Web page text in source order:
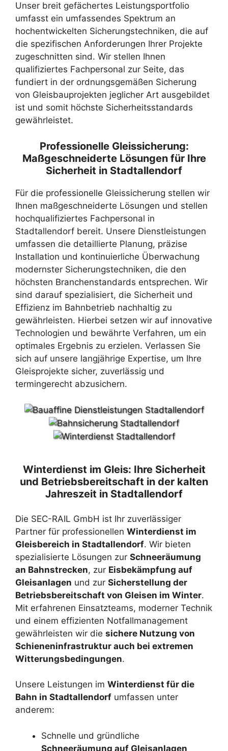
Unser breit gefächertes Leistungsportfolio
umfasst ein umfassendes Spektrum an
hochentwickelten Sicherungstechniken, die auf
die spezifischen Anforderungen Ihrer Projekte
zugeschnitten sind. Wir stellen Ihnen
qualifiziertes Fachpersonal zur Seite, das
fundiert in der ordnungsgemäßen Sicherung
von Gleisbauprojekten jeglicher Art ausgebildet
ist und somit höchste Sicherheitsstandards
gewährleistet.
Professionelle Gleissicherung:
Maßgeschneiderte Lösungen für Ihre
Sicherheit in Stadtallendorf
Für die professionelle Gleissicherung stellen wir
Ihnen maßgeschneiderte Lösungen und stellen
hochqualifiziertes Fachpersonal in
Stadtallendorf bereit. Unsere Dienstleistungen
umfassen die detaillierte Planung, präzise
Installation und kontinuierliche Überwachung
modernster Sicherungstechniken, die den
höchsten Branchenstandards entsprechen. Wir
sind darauf spezialisiert, die Sicherheit und
Effizienz im Bahnbetrieb nachhaltig zu
gewährleisten. Hierbei setzen wir auf innovative
Technologien und bewährte Verfahren, um ein
optimales Ergebnis zu erzielen. Verlassen Sie
sich auf unsere langjährige Expertise, um Ihre
Gleisprojekte sicher, zuverlässig und
termingerecht abzusichern.
Winterdienst im Gleis: Ihre Sicherheit
und Betriebsbereitschaft in der kalten
Jahreszeit in Stadtallendorf
Die SEC-RAIL GmbH ist Ihr zuverlässiger
Partner für professionellen Winterdienst im
Gleisbereich in Stadtallendorf. Wir bieten
spezialisierte Lösungen zur Schneeräumung
an Bahnstrecken, zur Eisbekämpfung auf
Gleisanlagen und zur Sicherstellung der
Betriebsbereitschaft von Gleisen im Winter.
Mit erfahrenen Einsatzteams, moderner Technik
und einem effizienten Notfallmanagement
gewährleisten wir die sichere Nutzung von
Schieneninfrastruktur auch bei extremen
Witterungsbedingungen.
Unsere Leistungen im Winterdienst für die
Bahn in Stadtallendorf umfassen unter
anderem:
Schnelle und gründliche
Schneeräumung auf Gleisanlagen